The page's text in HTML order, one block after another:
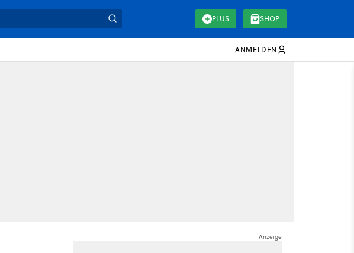
PLUS SHOP
ANMELDEN